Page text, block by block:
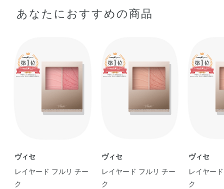
あなたにおすすめの商品
ヴィセ
レイヤード フルリ チー
ク
ヴィセ
レイヤード フルリ チー
ク
ヴィセ
レイヤー
ク